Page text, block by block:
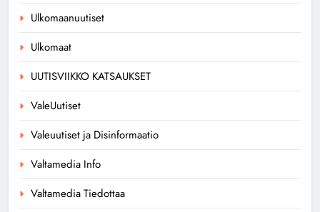
Ulkomaanuutiset
Ulkomaat
UUTISVIIKKO KATSAUKSET
ValeUutiset
Valeuutiset ja Disinformaatio
Valtamedia Info
Valtamedia Tiedottaa